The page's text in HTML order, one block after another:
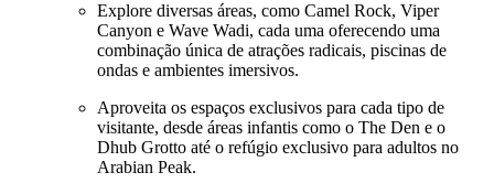
Explore diversas áreas, como Camel Rock, Viper
Canyon e Wave Wadi, cada uma oferecendo uma
combinação única de atrações radicais, piscinas de
ondas e ambientes imersivos.
Aproveita os espaços exclusivos para cada tipo de
visitante, desde áreas infantis como o The Den e o
Dhub Grotto até o refúgio exclusivo para adultos no
Arabian Peak.